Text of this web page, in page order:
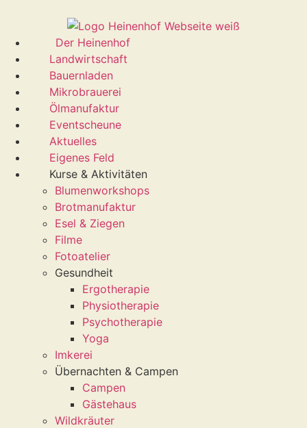
Der Heinenhof
Landwirtschaft
Bauernladen
Mikrobrauerei
Ölmanufaktur
Eventscheune
Aktuelles
Eigenes Feld
Kurse & Aktivitäten
Blumenworkshops
Brotmanufaktur
Esel & Ziegen
Filme
Fotoatelier
Gesundheit
Ergotherapie
Physiotherapie
Psychotherapie
Yoga
Imkerei
Übernachten & Campen
Campen
Gästehaus
Wildkräuter